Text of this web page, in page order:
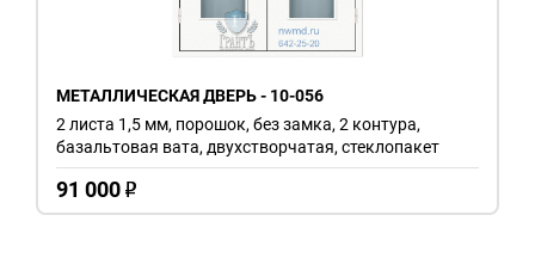
МЕТАЛЛИЧЕСКАЯ ДВЕРЬ - 10-056
91 000 o
2 листа 1,5 мм, порошок, без замка, 2 контура,
базальтовая вата, двухстворчатая, стеклопакет